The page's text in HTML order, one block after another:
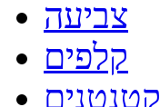
צביעה
קלפים
קטנטנים